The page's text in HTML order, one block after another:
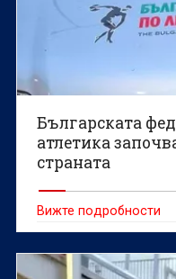
Българската
атлетика
страната
Вижте подробности